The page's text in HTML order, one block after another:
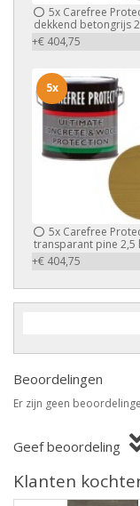
5x Carefree
dekkend betongrijs
+€ 404,75
5x Carefree
transparant pine 2,5
+€ 404,75
5x
Beoordelingen
Er zijn geen
Geef beoordeling
Klanten